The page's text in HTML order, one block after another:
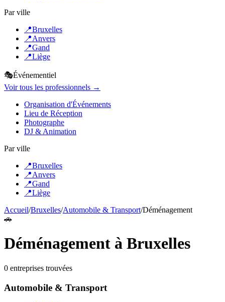
Par ville
📍Bruxelles
📍Anvers
📍Gand
📍Liège
🎭Événementiel
Voir tous les professionnels →
Organisation d'Événements
Lieu de Réception
Photographe
DJ & Animation
Par ville
📍Bruxelles
📍Anvers
📍Gand
📍Liège
Accueil/Bruxelles/Automobile & Transport/Déménagement
🚗
Déménagement à Bruxelles
0 entreprises trouvées
Automobile & Transport